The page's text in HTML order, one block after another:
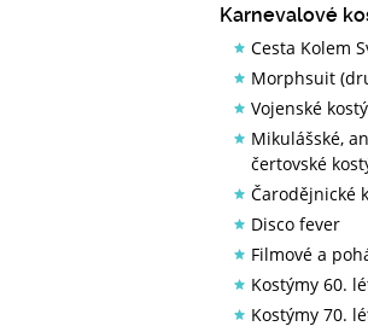
Karnevalové
Cesta Kolem
Morphsuit
Vojenské
Mikulášské,
čertovské
Čarodějnické
Disco fever
Filmové a
Kostýmy 60.
Kostýmy 70.